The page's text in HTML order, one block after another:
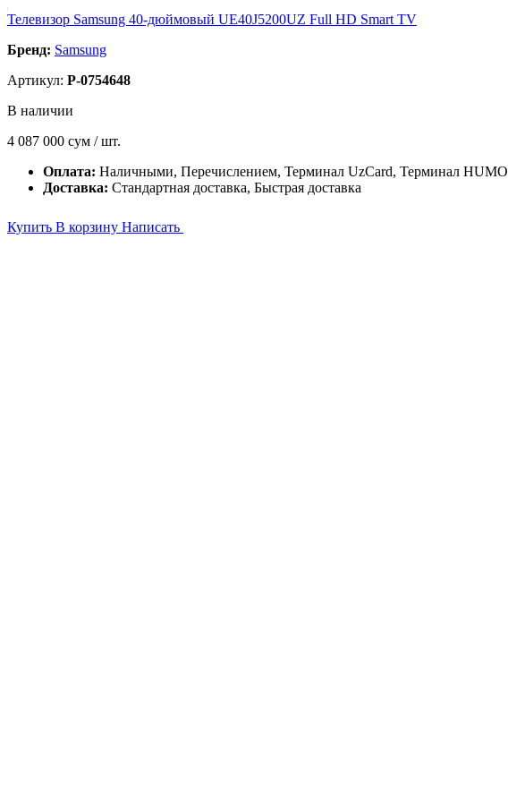
Телевизор Samsung 40-дюймовый UE40J5200UZ Full HD Smart TV
Бренд: Samsung
Артикул: P-0754648
В наличии
4 087 000 сум / шт.
Оплата: Наличными, Перечислением, Терминал UzCard, Терминал HUMO
Доставка: Стандартная доставка, Быстрая доставка
Купить В корзину Написать